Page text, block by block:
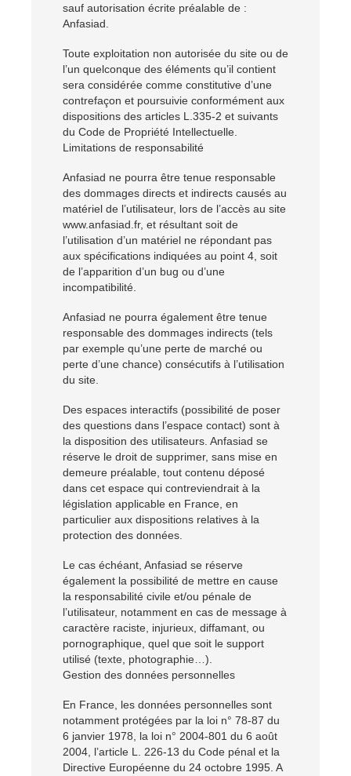
sauf autorisation écrite préalable de :
Anfasiad.
Toute exploitation non autorisée du site ou de
l’un quelconque des éléments qu’il contient
sera considérée comme constitutive d’une
contrefaçon et poursuivie conformément aux
dispositions des articles L.335-2 et suivants
du Code de Propriété Intellectuelle.
Limitations de responsabilité
Anfasiad ne pourra être tenue responsable
des dommages directs et indirects causés au
matériel de l’utilisateur, lors de l’accès au site
www.anfasiad.fr, et résultant soit de
l’utilisation d’un matériel ne répondant pas
aux spécifications indiquées au point 4, soit
de l’apparition d’un bug ou d’une
incompatibilité.
Anfasiad ne pourra également être tenue
responsable des dommages indirects (tels
par exemple qu’une perte de marché ou
perte d’une chance) consécutifs à l’utilisation
du site.
Des espaces interactifs (possibilité de poser
des questions dans l’espace contact) sont à
la disposition des utilisateurs. Anfasiad se
réserve le droit de supprimer, sans mise en
demeure préalable, tout contenu déposé
dans cet espace qui contreviendrait à la
législation applicable en France, en
particulier aux dispositions relatives à la
protection des données.
Le cas échéant, Anfasiad se réserve
également la possibilité de mettre en cause
la responsabilité civile et/ou pénale de
l’utilisateur, notamment en cas de message à
caractère raciste, injurieux, diffamant, ou
pornographique, quel que soit le support
utilisé (texte, photographie…).
Gestion des données personnelles
En France, les données personnelles sont
notamment protégées par la loi n° 78-87 du
6 janvier 1978, la loi n° 2004-801 du 6 août
2004, l’article L. 226-13 du Code pénal et la
Directive Européenne du 24 octobre 1995. A